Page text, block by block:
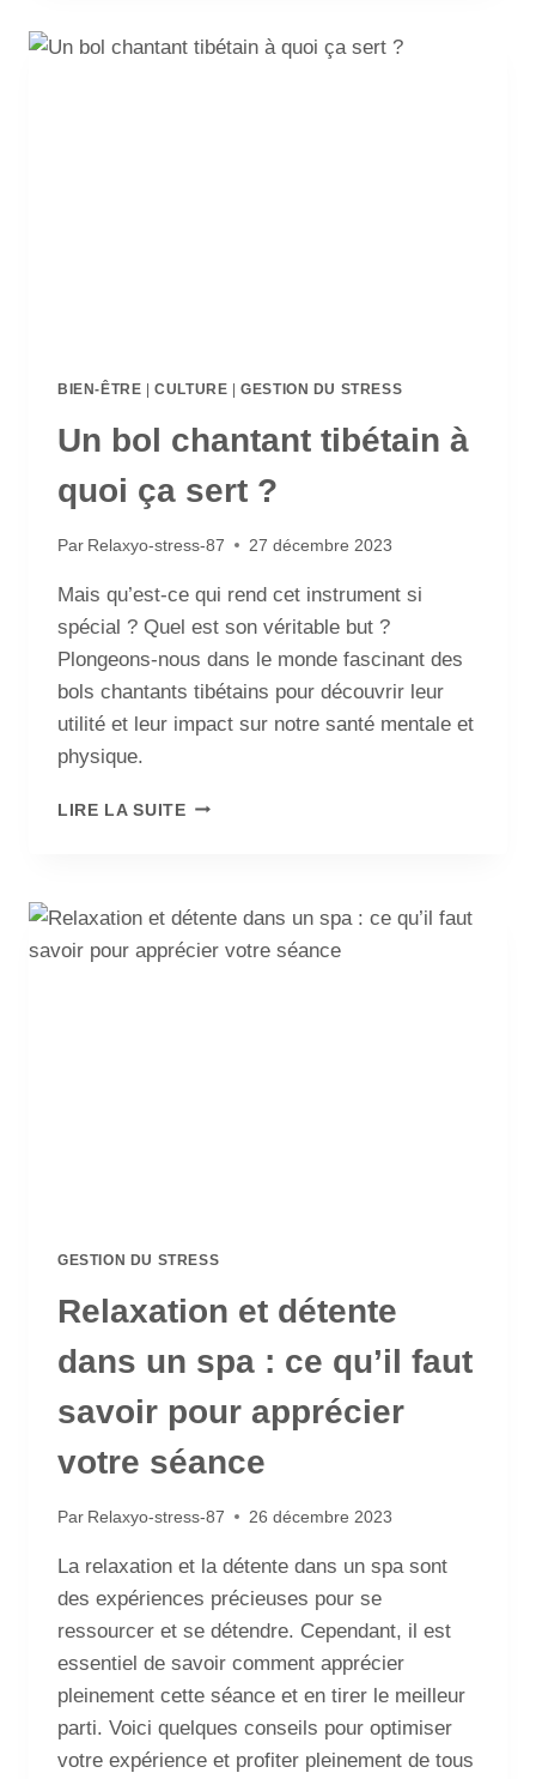
BIEN-ÊTRE |CULTURE |GESTION DU STRESS
Un bol chantant tibétain à
quoi ça sert ?
Par Relaxyo-stress-87 27 décembre 2023
Mais qu’est-ce qui rend cet instrument si
spécial ? Quel est son véritable but ?
Plongeons-nous dans le monde fascinant des
bols chantants tibétains pour découvrir leur
utilité et leur impact sur notre santé mentale et
physique.
LIRE LA SUITE
GESTION DU STRESS
Relaxation et détente
dans un spa : ce qu’il faut
savoir pour apprécier
votre séance
Par Relaxyo-stress-87 26 décembre 2023
La relaxation et la détente dans un spa sont
des expériences précieuses pour se
ressourcer et se détendre. Cependant, il est
essentiel de savoir comment apprécier
pleinement cette séance et en tirer le meilleur
parti. Voici quelques conseils pour optimiser
votre expérience et profiter pleinement de tous